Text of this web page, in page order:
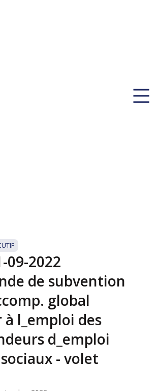
09-2022
de subvention
global
l_emploi des
d_emploi
- volet